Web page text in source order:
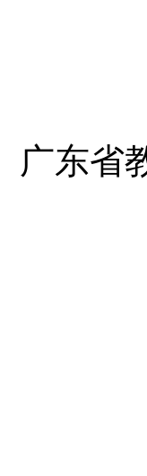
广东省